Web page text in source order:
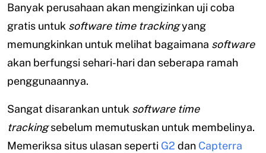
Banyak perusahaan akan mengizinkan uji coba
gratis untuk software time trackingyang
memungkinkan untuk melihat bagaimana software
akan berfungsi sehari-hari dan seberapa ramah
penggunaannya.
Sangat disarankan untuk software time
trackingsebelum memutuskan untuk membelinya.
Memeriksa situs ulasan seperti G2 dan Capterra